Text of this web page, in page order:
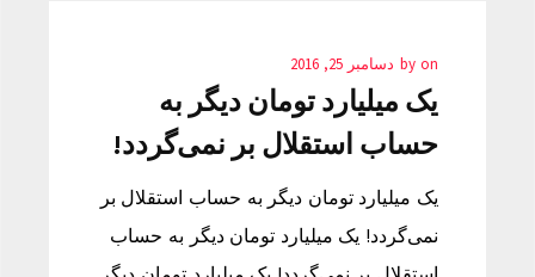
by on دسامبر 25, 2016
یک میلیارد تومان دیگر به
حساب استقلال بر نمی‌گردد!
یک میلیارد تومان دیگر به حساب استقلال بر
نمی‌گردد! یک میلیارد تومان دیگر به حساب